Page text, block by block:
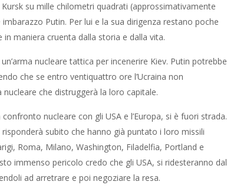
su mille chilometri quadrati (approssimativamente
Putin. Per lui e la sua dirigenza restano poche
maniera cruenta dalla storia e dalla vita.
nucleare tattica per incenerire Kiev. Putin potrebbe
che se entro ventiquattro ore l’Ucraina non
che distruggerà la loro capitale.
nucleare con gli USA e l’Europa, si è fuori strada.
subito che hanno già puntato i loro missili
Roma, Milano, Washington, Filadelfia, Portland e
immenso pericolo credo che gli USA, si ridesteranno dal
ad arretrare e poi negoziare la resa.